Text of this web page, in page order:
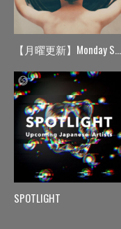
【月曜更新】Monday Spin
SPOTLIGHT